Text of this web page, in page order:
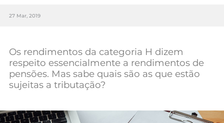
Sociedade
Negócios
Mundial 2026
27 Mar, 2019
Os rendimentos da categoria H dizem
respeito essencialmente a rendimentos de
pensões. Mas sabe quais são as que estão
sujeitas a tributação?